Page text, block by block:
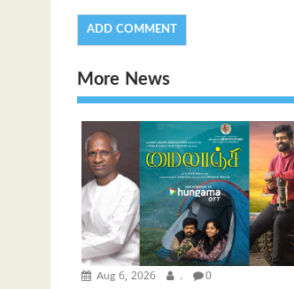
More News
Aug 6, 2026 . 0